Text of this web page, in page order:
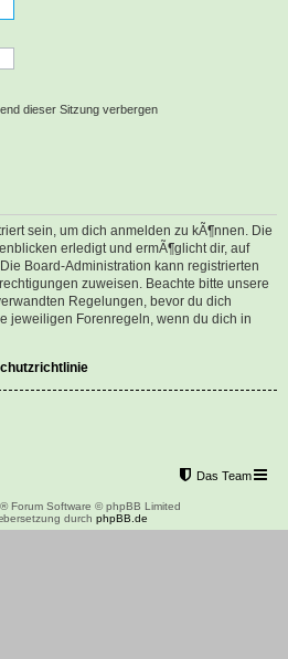
dieser Sitzung verbergen
sein, um dich anmelden zu kÃ¶nnen. Die
erledigt und ermÃ¶glicht dir, auf
Board-Administration kann registrierten
zuweisen. Beachte bitte unsere
Regelungen, bevor du dich
jeweiligen Forenregeln, wenn du dich in
Das Team
® Forum Software © phpBB Limited
durch phpBB.de